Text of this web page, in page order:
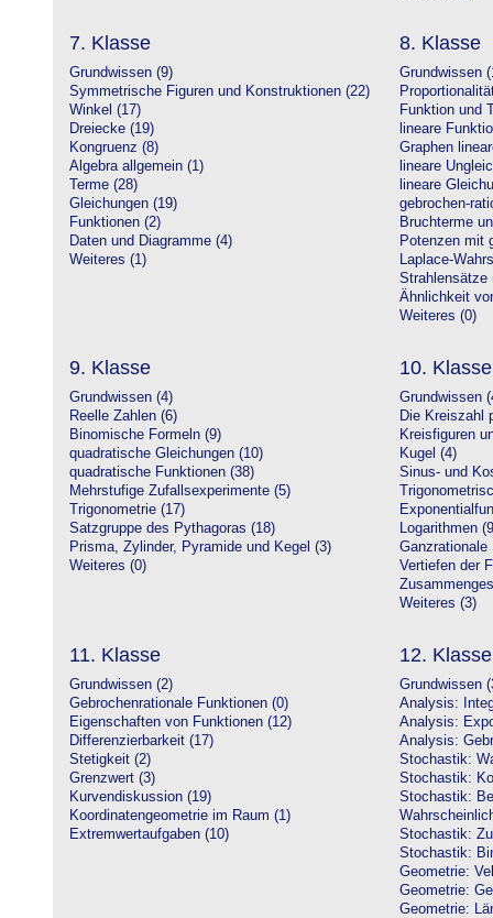
7. Klasse
Grundwissen (9)
Symmetrische Figuren und Konstruktionen (22)
Winkel (17)
Dreiecke (19)
Kongruenz (8)
Algebra allgemein (1)
Terme (28)
Gleichungen (19)
Funktionen (2)
Daten und Diagramme (4)
Weiteres (1)
8. Klasse
Grundwissen
Funktion und
lineare
Graphen
lineare
lineare
gebrochen-
Bruchterme
Potenzen mit
Laplace-
Strahlensätze
Ähnlichkeit
Weiteres (0)
9. Klasse
Grundwissen (4)
Reelle Zahlen (6)
Binomische Formeln (9)
quadratische Gleichungen (10)
quadratische Funktionen (38)
Mehrstufige Zufallsexperimente (5)
Trigonometrie (17)
Satzgruppe des Pythagoras (18)
Prisma, Zylinder, Pyramide und Kegel (3)
Weiteres (0)
10. Klasse
Grundwissen
Die Kreiszahl
Kreisfiguren
Kugel (4)
Sinus- und
Logarithmen
Ganzrationale
Vertiefen der
Weiteres (3)
11. Klasse
Grundwissen (2)
Gebrochenrationale Funktionen (0)
Eigenschaften von Funktionen (12)
Differenzierbarkeit (17)
Stetigkeit (2)
Grenzwert (3)
Kurvendiskussion (19)
Koordinatengeometrie im Raum (1)
Extremwertaufgaben (10)
12. Klasse
Grundwissen
Analysis:
Analysis:
Analysis:
Stochastik:
Stochastik:
Stochastik:
Stochastik:
Stochastik:
Geometrie:
Geometrie:
Geometrie: